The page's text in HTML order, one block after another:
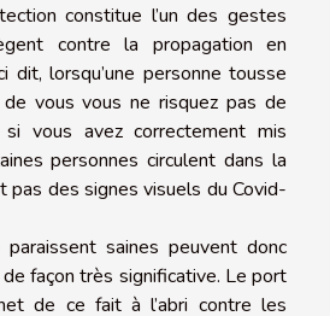
constitue l’un des gestes
contre la propagation en
dit, lorsqu’une personne tousse
vous vous ne risquez pas de
vous avez correctement mis
personnes circulent dans la
pas des signes visuels du Covid-
saines peuvent donc
façon très significative. Le port
de ce fait à l’abri contre les